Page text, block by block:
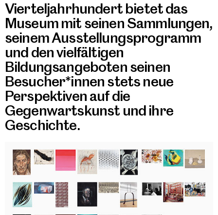
Vierteljahrhundert bietet das
Museum mit seinen Sammlungen,
seinem Ausstellungsprogramm
und den vielfältigen
Bildungsangeboten seinen
Besucher*innen stets neue
Perspektiven auf die
Gegenwartskunst und ihre
Geschichte.